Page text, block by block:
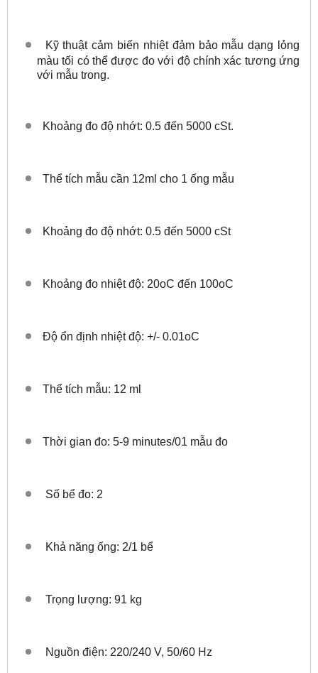
Kỹ thuật cảm biến nhiệt đảm bảo mẫu dạng lỏng
màu tối có thể được đo với độ chính xác tương ứng
với mẫu trong.
Khoảng đo độ nhớt: 0.5 đến 5000 cSt.
Thể tích mẫu cần 12ml cho 1 ống mẫu
Khoảng đo độ nhớt: 0.5 đến 5000 cSt
Khoảng đo nhiệt độ: 20oC đến 100oC
Độ ổn định nhiệt độ: +/- 0.01oC
Thể tích mẫu: 12 ml
Thời gian đo: 5-9 minutes/01 mẫu đo
Số bể đo: 2
Khả năng ống: 2/1 bể
Trọng lượng: 91 kg
Nguồn điện: 220/240 V, 50/60 Hz